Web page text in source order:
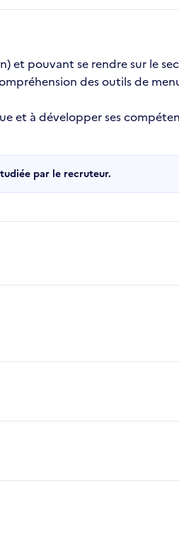
pouvant se rendre sur le
des outils de
et à développer ses
par le recruteur.